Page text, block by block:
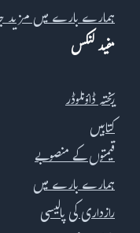
ہمارے بارے میں مزید
مفید لنکس
ریختہ ڈاؤنلوڈر
کتابیں
قیمتوں کے منصوبے
ہمارے بارے میں
رازداری کی پالیسی